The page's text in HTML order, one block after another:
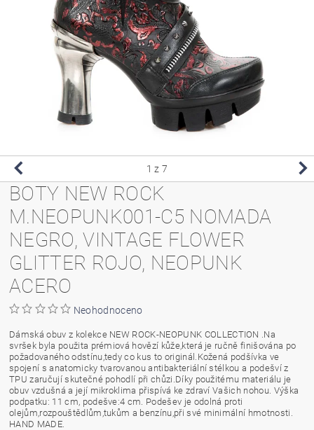
1 z 7
BOTY NEW ROCK
M.NEOPUNK001-C5 NOMADA
NEGRO, VINTAGE FLOWER
GLITTER ROJO, NEOPUNK
ACERO
Neohodnoceno
Dámská obuv z kolekce NEW ROCK-NEOPUNK COLLECTION .Na
svršek byla použita prémiová hovězí kůže,která je ručně finišována po
požadovaného odstínu,tedy co kus to originál.Kožená podšívka ve
spojení s anatomicky tvarovanou antibakteriální stélkou a podešví z
TPU zaručují skutečné pohodlí při chůzi.Díky použitému materiálu je
obuv vzdušná a její mikroklima přispívá ke zdraví Vašich nohou. Výška
podpatku: 11 cm, podešve:4 cm. Podešev je odolná proti
olejům,rozpouštědlům,tukům a benzínu,při své minimální hmotnosti.
HAND MADE.